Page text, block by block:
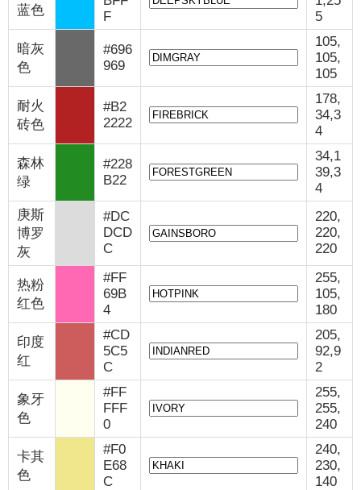
蓝色
F
5
暗灰
色
#696
969
105,
105,
105
耐火
砖色
#B2
2222
178,
34,3
4
森林
绿
#228
B22
34,1
39,3
4
庚斯
博罗
灰
#DC
DCD
C
220,
220,
220
热粉
红色
#FF
69B
4
255,
105,
180
印度
红
#CD
5C5
C
205,
92,9
2
象牙
色
#FF
FFF
0
255,
255,
240
卡其
色
#F0
E68
C
240,
230,
140